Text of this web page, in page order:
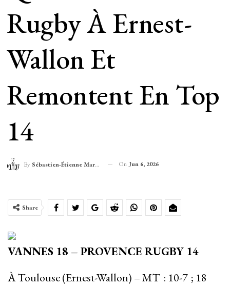
Rugby À Ernest-
Wallon Et
Remontent En Top
14
By Sébastien-Étienne Marechal On Jun 6, 2026
Share
VANNES 18 – PROVENCE RUGBY 14
À Toulouse (Ernest-Wallon) – MT : 10-7 ; 18